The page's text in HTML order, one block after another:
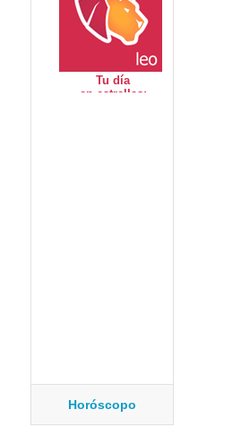
Horóscopo